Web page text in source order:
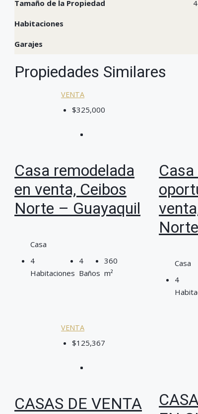
Tamaño de la Propiedad
Habitaciones
Garajes
Propiedades Similares
VENTA
$325,000
Casa remodelada
en venta, Ceibos
Norte – Guayaquil
Casa
4
Habitaciones
4
Baños
360
m²
Casa
Casa
4
VENTA
$125,367
CASAS DE VENTA